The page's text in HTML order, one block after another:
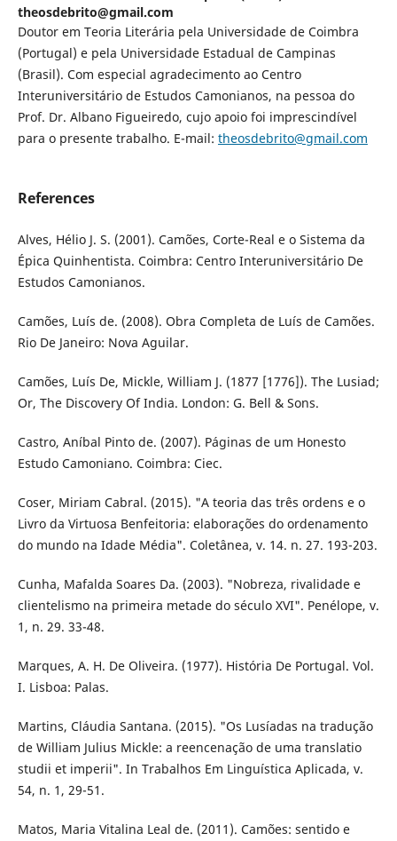
theosdebrito@gmail.com
Doutor em Teoria Literária pela Universidade de Coimbra
(Portugal) e pela Universidade Estadual de Campinas
(Brasil). Com especial agradecimento ao Centro
Interuniversitário de Estudos Camonianos, na pessoa do
Prof. Dr. Albano Figueiredo, cujo apoio foi imprescindível
para o presente trabalho. E-mail: theosdebrito@gmail.com
References
Alves, Hélio J. S. (2001). Camões, Corte-Real e o Sistema da
Épica Quinhentista. Coimbra: Centro Interuniversitário De
Estudos Camonianos.
Camões, Luís de. (2008). Obra Completa de Luís de Camões.
Rio De Janeiro: Nova Aguilar.
Camões, Luís De, Mickle, William J. (1877 [1776]). The Lusiad;
Or, The Discovery Of India. London: G. Bell & Sons.
Castro, Aníbal Pinto de. (2007). Páginas de um Honesto
Estudo Camoniano. Coimbra: Ciec.
Coser, Miriam Cabral. (2015). "A teoria das três ordens e o
Livro da Virtuosa Benfeitoria: elaborações do ordenamento
do mundo na Idade Média". Coletânea, v. 14. n. 27. 193-203.
Cunha, Mafalda Soares Da. (2003). "Nobreza, rivalidade e
clientelismo na primeira metade do século XVI". Penélope, v.
1, n. 29. 33-48.
Marques, A. H. De Oliveira. (1977). História De Portugal. Vol.
I. Lisboa: Palas.
Martins, Cláudia Santana. (2015). "Os Lusíadas na tradução
de William Julius Mickle: a reencenação de uma translatio
studii et imperii". In Trabalhos Em Linguística Aplicada, v.
54, n. 1, 29-51.
Matos, Maria Vitalina Leal de. (2011). Camões: sentido e